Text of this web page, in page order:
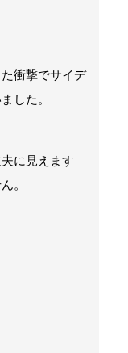
衝撃でサイデ
した。
に見えます
。